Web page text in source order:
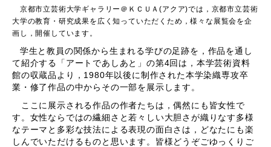
京都市立芸術大学ギャラリー＠ＫＣＵＡ(アクア)では，京都市立芸術
大学の教育・研究成果を広く知っていただくため，様々な展覧会を企
画し，開催しています。
学生と教員の関係から生まれる学びの足跡を，作品を通し
て紹介する「アートであしあと」の第4回は，本学芸術資料
館の収蔵品より，1980年以後に制作された本学染織専攻卒
業・修了作品の中からその一部を展示します 。
ここに展示される作品の作者たちは，偶然にも皆女性で
す。女性ならではの繊細さと若々しい大胆さが織りなす多様
なテーマと多彩な技法による表現の面白さは，どなたにも楽
しんでいただけるものと思います。皆様どうぞごゆっくりご